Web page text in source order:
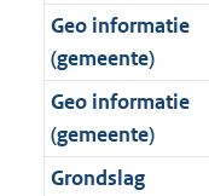
Geo informatie
(gemeente)
Geo informatie
(gemeente)
Grondslag